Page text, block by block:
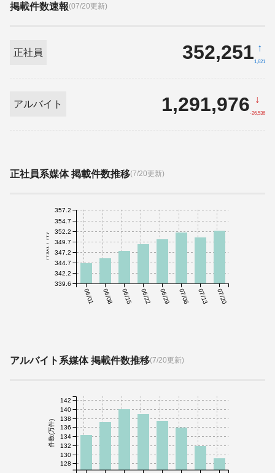
掲載件数速報(07/20更新)
正社員 352,251 ↑
1,621
アルバイト 1,291,976 ↓
-26,536
正社員系媒体 掲載件数推移(7/20更新)
06/01 06/08 06/15 06/22 06/29 07/06 07/13 07/20
件数(千件)
339.6
342.2
344.7
347.2
349.7
352.2
354.7
357.2
アルバイト系媒体 掲載件数推移(7/20更新)
件数(万件)
128
130
132
134
136
138
140
142